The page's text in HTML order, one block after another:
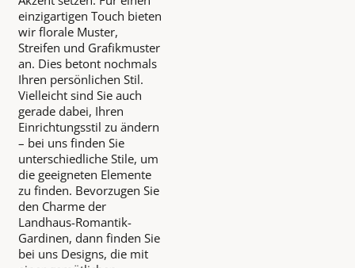
einzigartigen Touch bieten
wir florale Muster,
Streifen und Grafikmuster
an. Dies betont nochmals
Ihren persönlichen Stil.
Vielleicht sind Sie auch
gerade dabei, Ihren
Einrichtungsstil zu ändern
– bei uns finden Sie
unterschiedliche Stile, um
die geeigneten Elemente
zu finden. Bevorzugen Sie
den Charme der
Landhaus-Romantik-
Gardinen, dann finden Sie
bei uns Designs, die mit